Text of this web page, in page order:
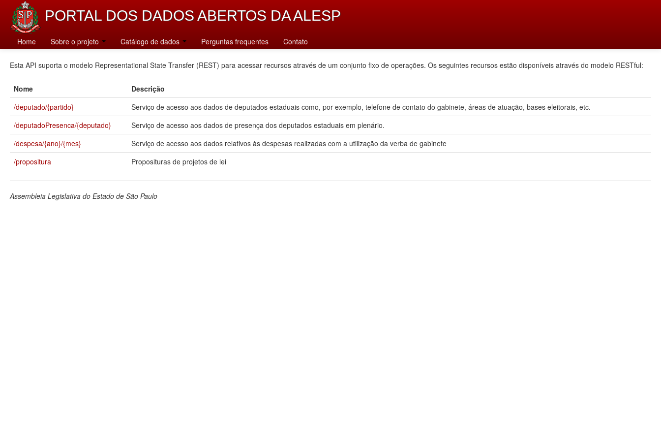
PORTAL DOS DADOS ABERTOS DA ALESP
Home Sobre o projeto Catálogo de dados Perguntas frequentes Contato
Catálogo
Esta API suporta o modelo Representational State Transfer (REST) para acessar recursos através de um conjunto fixo de operações. Os seguintes recursos estão disponíveis através do modelo RESTful:
Nome
Descrição
/deputado/{partido}
Serviço de acesso aos dados de deputados estaduais como, por exemplo, telefone de contato do gabinete, áreas de atuação, bases eleitorais, etc.
/deputadoPresenca/{deputado}
Serviço de acesso aos dados de presença dos deputados estaduais em plenário.
/despesa/{ano}/{mes}
Serviço de acesso aos dados relativos às despesas realizadas com a utilização da verba de gabinete
/propositura
Proposituras de projetos de lei
Assembleia Legislativa do Estado de São Paulo